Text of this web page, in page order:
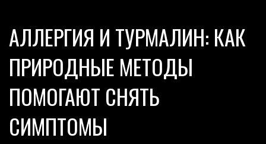
АЛЛЕРГИЯ И ТУРМАЛИН: КАК
ПРИРОДНЫЕ МЕТОДЫ
ПОМОГАЮТ СНЯТЬ
СИМПТОМЫ